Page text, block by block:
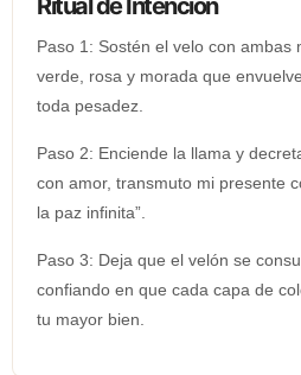
Paso 1: Sostén el velo con ambas
verde, rosa y morada que
toda pesadez.
Paso 2: Enciende la llama y
con amor, transmuto mi presente
la paz infinita”.
Paso 3: Deja que el velón se
confiando en que cada capa de
tu mayor bien.